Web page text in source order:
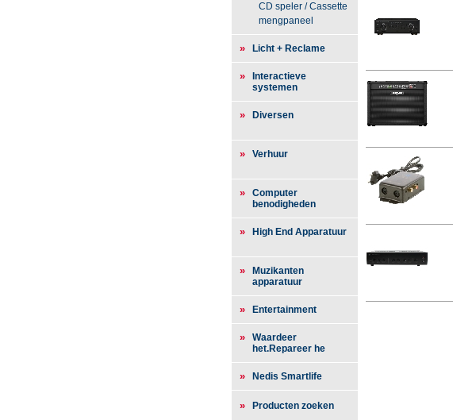
CD speler / Cassette
mengpaneel
» Licht + Reclame
»
Interactieve
systemen
» Diversen
» Verhuur
»
Computer
benodigheden
» High End Apparatuur
»
Muzikanten
apparatuur
» Entertainment
»
Waardeer
het.Repareer he
» Nedis Smartlife
» Producten zoeken